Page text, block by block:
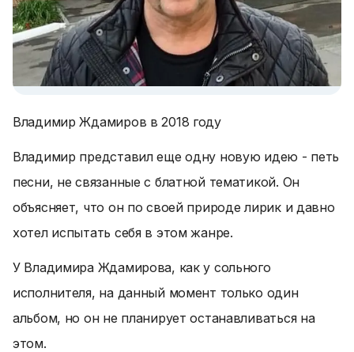
Владимир Ждамиров в 2018 году
Владимир представил еще одну новую идею - петь
песни, не связанные с блатной тематикой. Он
объясняет, что он по своей природе лирик и давно
хотел испытать себя в этом жанре.
У Владимира Ждамирова, как у сольного
исполнителя, на данный момент только один
альбом, но он не планирует останавливаться на
этом.